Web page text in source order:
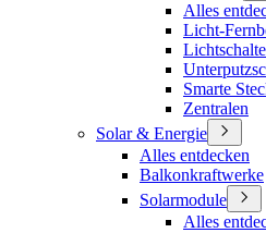
Alles
Licht-
Smarte
Zentralen
Solar & Energie
Alles entdecken
Balkonkraftwerke
Solarmodule
Alles